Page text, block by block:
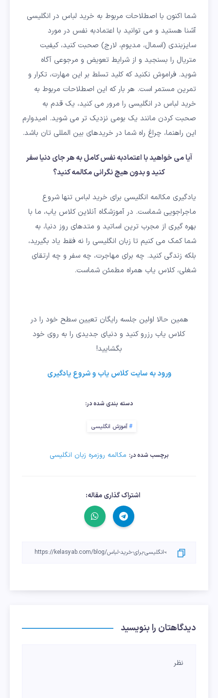
شما اکنون با اصطلاحات مربوط به خرید لباس در انگلیسی
آشنا هستید و می توانید با اعتمادبه نفس در مورد
سایزبندی (اسمال، مدیوم، لارج) صحبت کنید، کیفیت
متریال را بسنجید و از شرایط تعویض و مرجوعی آگاه
شوید. فراموش نکنید که کلید تسلط بر این مهارت، تکرار و
تمرین مستمر است. هر بار که این اصطلاحات مربوط به
خرید لباس در انگلیسی را مرور می کنید، یک قدم به
صحبت کردن مانند یک بومی نزدیک تر می شوید. امیدوارم
این راهنما، چراغ راه شما در خریدهای بین المللی تان باشد.
آیا می خواهید با اعتمادبه نفس کامل به هر جای دنیا سفر
کنید و بدون هیچ نگرانی مکالمه کنید؟
یادگیری مکالمه انگلیسی برای خرید لباس تنها شروع
ماجراجویی شماست. در آموزشگاه آنلاین کلاس یاب، ما با
بهره گیری از مجرب ترین اساتید و متدهای روز دنیا، به
شما کمک می کنیم تا زبان انگلیسی را نه فقط یاد بگیرید،
بلکه زندگی کنید. چه برای مهاجرت، چه سفر و چه ارتقای
شغلی، کلاس یاب همراه مطمئن شماست.
همین حالا اولین جلسه رایگان تعیین سطح خود را در
کلاس یاب رزرو کنید و دنیای جدیدی را به روی خود
بگشایید!
ورودبه سایت کلاس یاب وشروع یادگیری
دسته بندی شده در:
آموزش انگلیسی
برچسب شده در: مکالمه روزمره زبان انگلیسی
اشتراک گذاری مقاله:
دیدگاهتان را بنویسید